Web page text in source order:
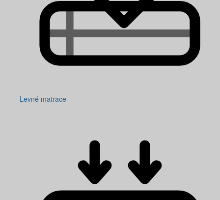
Levné matrace